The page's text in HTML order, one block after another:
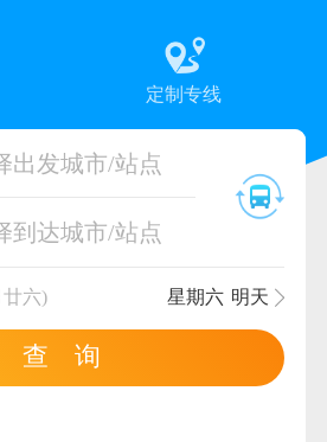
定制专线
出发城市/站点
到达城市/站点
六) 星期六 明天
查 询